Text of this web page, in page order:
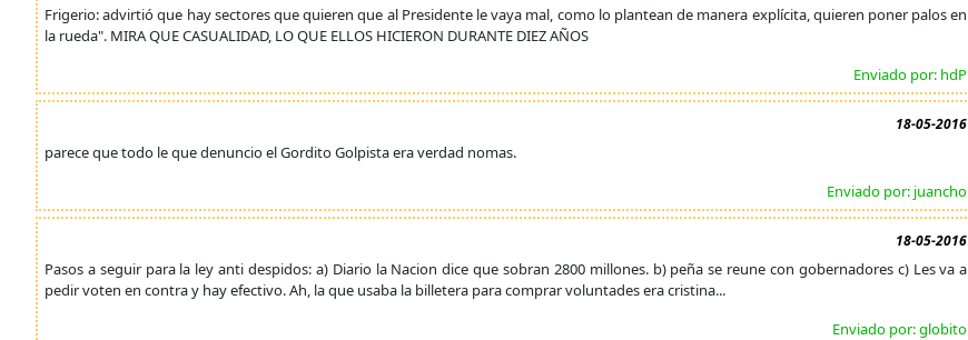
Frigerio: advirtió que hay sectores que quieren que al Presidente le vaya mal, como lo plantean de manera explícita, quieren poner palos en
la rueda". MIRA QUE CASUALIDAD, LO QUE ELLOS HICIERON DURANTE DIEZ AÑOS
Enviado por: hdP
18-05-2016
parece que todo le que denuncio el Gordito Golpista era verdad nomas.
Enviado por: juancho
18-05-2016
Pasos a seguir para la ley anti despidos: a) Diario la Nacion dice que sobran 2800 millones. b) peña se reune con gobernadores c) Les va a
pedir voten en contra y hay efectivo. Ah, la que usaba la billetera para comprar voluntades era cristina...
Enviado por: globito